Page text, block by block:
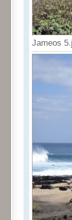
Jameos